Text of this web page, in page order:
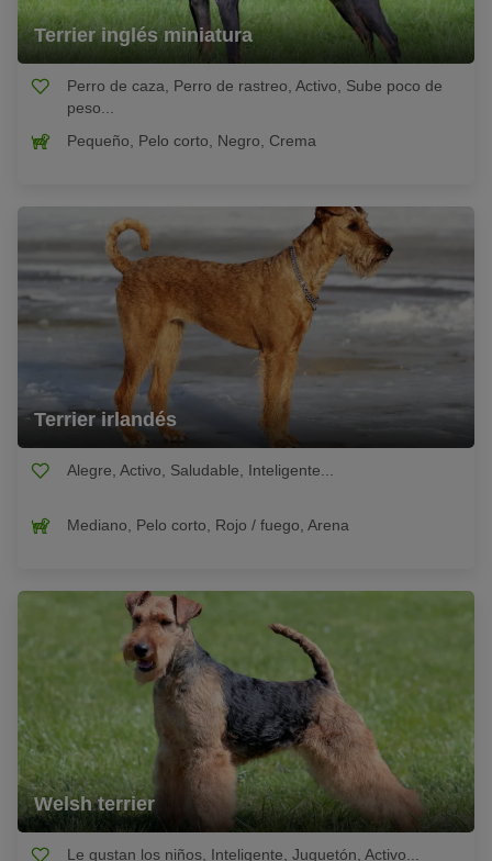
Terrier inglés miniatura
Perro de caza, Perro de rastreo, Activo, Sube poco de
peso...
Pequeño, Pelo corto, Negro, Crema
Terrier irlandés
Alegre, Activo, Saludable, Inteligente...
Mediano, Pelo corto, Rojo / fuego, Arena
Welsh terrier
Le gustan los niños, Inteligente, Juguetón, Activo...